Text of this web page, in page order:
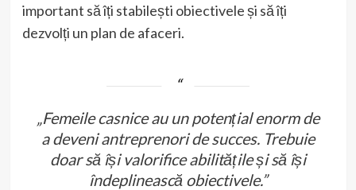
important să îți stabilești obiectivele și să îți
dezvolți un plan de afaceri.
„Femeile casnice au un potențial enorm de
a deveni antreprenori de succes. Trebuie
doar să își valorifice abilitățile și să își
îndeplinească obiectivele.”